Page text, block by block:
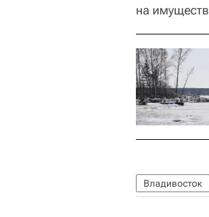
на
Владивосток